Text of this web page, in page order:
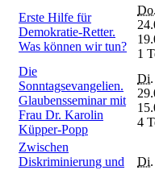
Erste Hilfe für
Demokratie-Retter.
Was können wir tun?
Do.
1
Die
Sonntagsevangelien.
Glaubensseminar mit
Frau Dr. Karolin
Küpper-Popp
Di.
4
Zwischen
Diskriminierung und
Di.